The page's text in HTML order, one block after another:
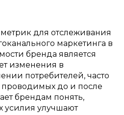
для отслеживания
маркетинга в
бренда является
изменения в
потребителей, часто
до и после
брендам понять,
усилия улучшают